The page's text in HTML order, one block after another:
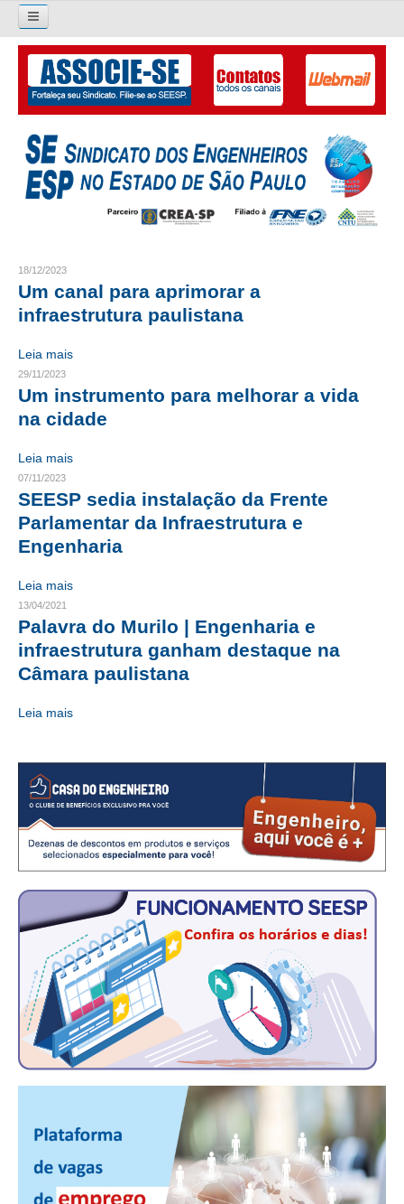
Pesquisar...
O SINDICATO
APRESENTAÇÃO
PALAVRA DO PRESIDENTE
LIVRO GESTÃO 2026-2029
SUBSEDES SINDICAIS
GALERIA EX-PRESIDENTES
ORGANOGRAMA
CONSELHO TECNOLÓGICO
HISTÓRICO E ATUAÇÃO
COMPOSIÇÃO
CONSELHOS ASSESSORES
PERSONALIDADES DA TECNOLOGIA
NÚCLEO DA MULHER ENGENHEIRA
ACORDOS, CONVENÇÕES E DISSÍDIOS
CONTRIBUIÇÕES
CONTRIBUIÇÃO ASSOCIATIVA OU ANUIDADE DE SÓCIO
CONTRIBUIÇÃO SINDICAL URBANA
REVISÃO DE APOSENTADORIA
FGTS EXPURGOS
FGTS CORREÇÃO
LEI 4.950-A/1966 – PISO SALARIAL
LEI 5.194/1966 – REGULAMENTAÇÃO DA PROFISSÃO
18/12/2023
Um canal para aprimorar a
infraestrutura paulistana
Leia mais
29/11/2023
Um instrumento para melhorar a vida
na cidade
Leia mais
07/11/2023
SEESP sedia instalação da Frente
Parlamentar da Infraestrutura e
Engenharia
Leia mais
13/04/2021
Palavra do Murilo | Engenharia e
infraestrutura ganham destaque na
Câmara paulistana
Leia mais